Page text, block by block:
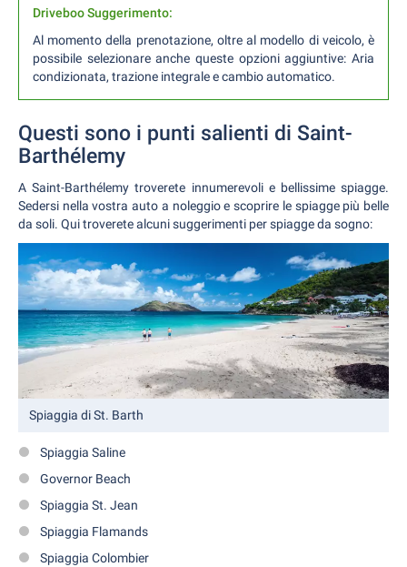
Driveboo Suggerimento:
Al momento della prenotazione, oltre al modello di veicolo, è
possibile selezionare anche queste opzioni aggiuntive: Aria
condizionata, trazione integrale e cambio automatico.
Questi sono i punti salienti di Saint-
Barthélemy
A Saint-Barthélemy troverete innumerevoli e bellissime spiagge.
Sedersi nella vostra auto a noleggio e scoprire le spiagge più belle
da soli. Qui troverete alcuni suggerimenti per spiagge da sogno:
Spiaggia di St. Barth
Spiaggia Saline
Governor Beach
Spiaggia St. Jean
Spiaggia Flamands
Spiaggia Colombier